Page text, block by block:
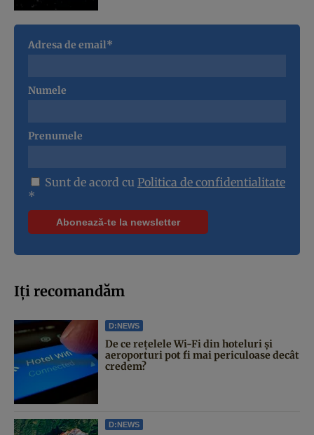
Adresa de email*
Numele
Prenumele
Sunt de acord cu Politica de confidentialitate
*
Iți recomandăm
D:NEWS
De ce rețelele Wi-Fi din hoteluri și
aeroporturi pot fi mai periculoase decât
credem?
D:NEWS